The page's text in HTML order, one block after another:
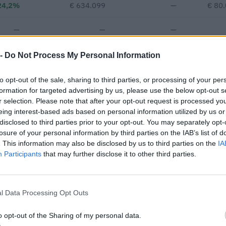
Do Not Process My Personal Information
opt-out of the sale, sharing to third parties, or processing of your
for targeted advertising by us, please use the below opt-out
selection. Please note that after your opt-out request is processed
interest-based ads based on personal information utilized by us
to third parties prior to your opt-out. You may separately
of your personal information by third parties on the IAB’s list of
This information may also be disclosed by us to third parties on the
Participants that may further disclose it to other third parties.
Data Processing Opt Outs
opt-out of the Sharing of my personal data.
€ 634.099 — €
— — —
Fatturato per dipendente
pubblici per un totale di 3.532.952 euro (2021–2026).
UNIONE REGIONALE DELLE CAMERE DI
AGRICOLTURA DEL
1.500